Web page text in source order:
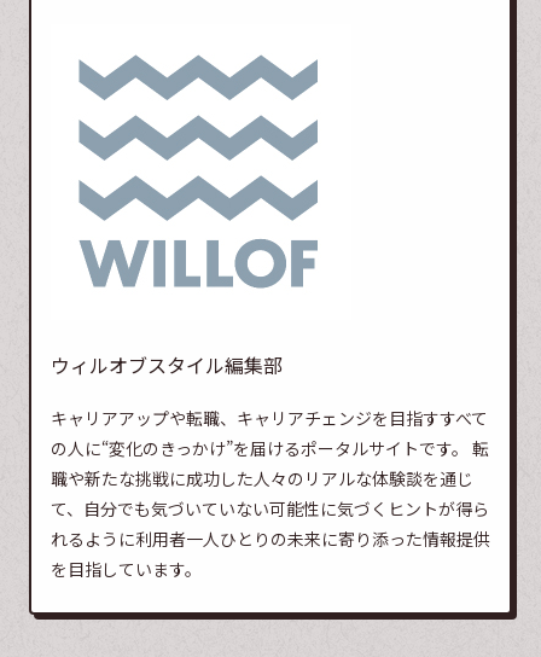
ウィルオブスタイル編集部
キャリアアップや転職、キャリアチェンジを目指すすべて
の人に“変化のきっかけ”を届けるポータルサイトです。 転
職や新たな挑戦に成功した人々のリアルな体験談を通じ
て、自分でも気づいていない可能性に気づくヒントが得ら
れるように利用者一人ひとりの未来に寄り添った情報提供
を目指しています。